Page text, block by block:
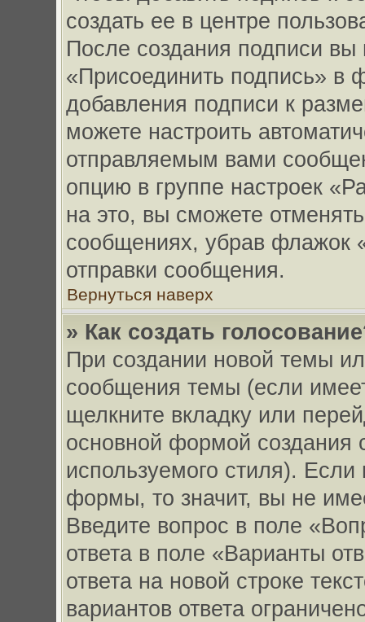
создать ее в центре
После создания подписи
«Присоединить подпись» в
добавления подписи к
можете настроить
отправляемым вами
опцию в группе настроек
на это, вы сможете
сообщениях, убрав флажок
отправки сообщения.
Вернуться наверх
» Как создать
При создании новой темы
сообщения темы (если
щелкните вкладку или
основной формой создания
используемого стиля).
формы, то значит, вы не
Введите вопрос в поле
ответа в поле «Варианты
ответа на новой строке
вариантов ответа